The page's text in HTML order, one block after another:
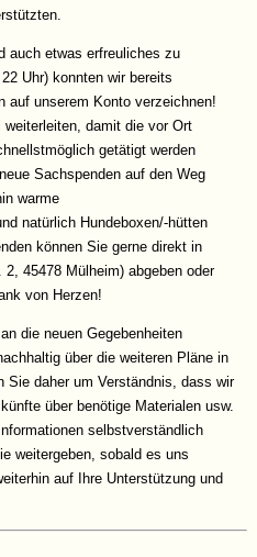
auch etwas erfreuliches zu
Uhr) konnten wir bereits
auf unserem Konto verzeichnen!
damit die vor Ort
getätigt werden
Sachspenden auf den Weg
warme
natürlich Hundeboxen/-hütten
können Sie gerne direkt in
45478 Mülheim) abgeben oder
von Herzen!
die neuen Gegebenheiten
über die weiteren Pläne in
Sie daher um Verständnis, dass wir
über benötige Materialen usw.
selbstverständlich
weitergeben, sobald es uns
auf Ihre Unterstützung und